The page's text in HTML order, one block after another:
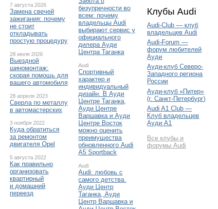
7 августа 2026
Замена свечей
зажигания: почему
не стоит
откладывать
простую процедуру
28 июля 2026
Выездной
шиномонтаж:
скорая помощь для
вашего автомобиля
28 апреля 2023
Сверла по металлу
в автомастерских
3 ноября 2022
Куда обратиться
за ремонтом
двигателя Opel
5 августа 2022
Как правильно
организовать
квартирный
и домашний
переезд
безупречности во
всем: почему
владельцы Audi
выбирают сервис у
официального
дилера Ауди
Центра Таганка
Audi
Спортивный
характер и
индивидуальный
дизайн. В Ауди
Центре Таганка,
Ауди Центре
Варшавка и Ауди
Центре Восток
можно оценить
преимущества
обновленного Audi
A5 Sportback
Audi
Audi: любовь с
самого детства.
Ауди Центр
Таганка, Ауди
Центр Варшавка и
Клубы Audi
Audi-Club — клуб
владельцев Audi
Audi-Forum —
форум любителей
Ауди
Ауди-клуб Северо-
Западного региона
России
Ауди-клуб «Питер»
(г. Санкт-Петербург)
Audi A1 Club —
Клуб владельцев
Ауди А1
Все клубы и
форумы Audi